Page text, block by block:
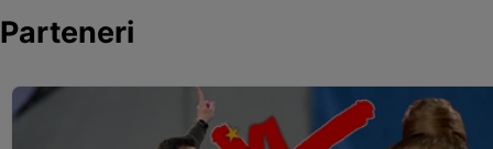
Parteneri